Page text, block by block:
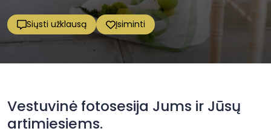
Siųsti užklausą Įsiminti
Vestuvinė fotosesija Jums ir Jūsų
artimiesiems.